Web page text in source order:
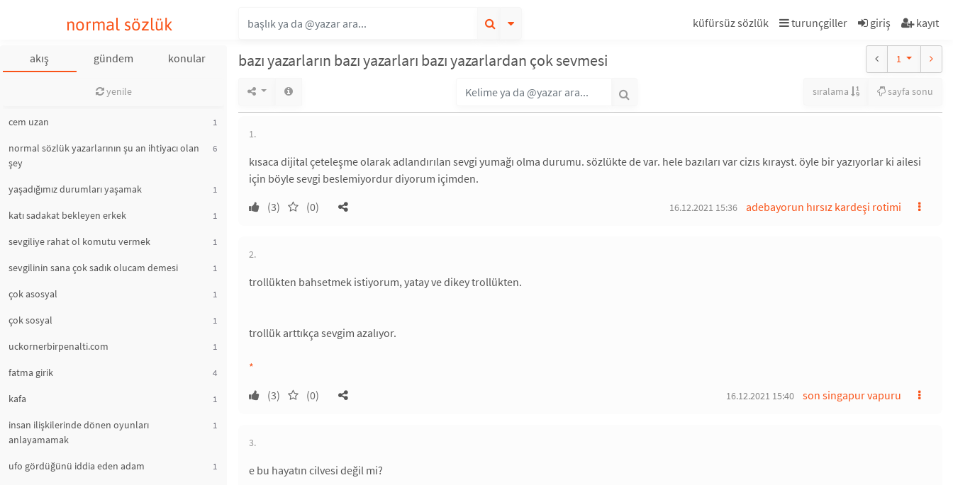
normal sözlük küfürsüz sözlük turunçgiller giriş kayıt
akış gündem konular
yenile
cem uzan 1
normal sözlük yazarlarının şu an ihtiyacı olan
şey
6
yaşadığımız durumları yaşamak 1
katı sadakat bekleyen erkek 1
sevgiliye rahat ol komutu vermek 1
sevgilinin sana çok sadık olucam demesi 1
çok asosyal 1
çok sosyal 1
uckornerbirpenalti.com 1
fatma girik 4
kafa 1
insan ilişkilerinde dönen oyunları
anlayamamak
1
ufo gördüğünü iddia eden adam 1
bazı yazarların bazı yazarları bazı yazarlardan çok sevmesi 1
sıralama sayfa sonu
1.
kısaca dijital çeteleşme olarak adlandırılan sevgi yumağı olma durumu. sözlükte de var. hele bazıları var cizıs kırayst. öyle bir yazıyorlar ki ailesi
için böyle sevgi beslemiyordur diyorum içimden.
(3)
(0) adebayorun hırsız kardeşi rotimi
16.12.2021 15:36
2.
trollükten bahsetmek istiyorum, yatay ve dikey trollükten.
trollük arttıkça sevgim azalıyor.
*
(3)
(0) son singapur vapuru
16.12.2021 15:40
3.
e bu hayatın cilvesi değil mi?